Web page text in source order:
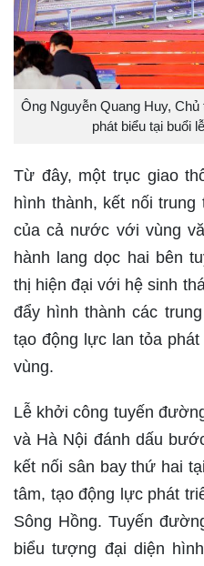
Ông Nguyễn Quang Huy,
phát biểu tại buổi
Từ đây, một trục giao
hình thành, kết nối
của cả nước với vùng
hành lang dọc hai bên
thị hiện đại với hệ sinh
đẩy hình thành các
tạo động lực lan tỏa
vùng.
Lễ khởi công tuyến
và Hà Nội đánh dấu
kết nối sân bay thứ hai
tâm, tạo động lực phát
Sông Hồng. Tuyến
biểu tượng đại diện